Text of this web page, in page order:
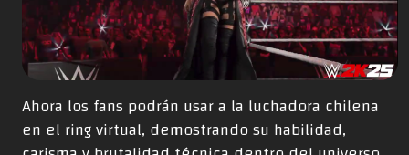
Ahora los fans podrán usar a la luchadora chilena
en el ring virtual, demostrando su habilidad,